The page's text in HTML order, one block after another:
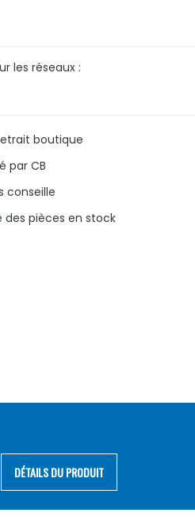
boutique
par CB
conseille
des pièces en stock
DÉTAILS DU PRODUIT